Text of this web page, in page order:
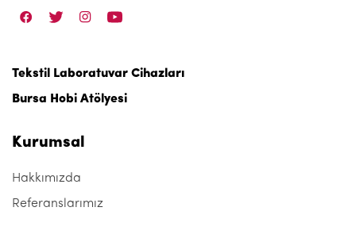
Tekstil Laboratuvar Cihazları
Bursa Hobi Atölyesi
Kurumsal
Hakkımızda
Referanslarımız